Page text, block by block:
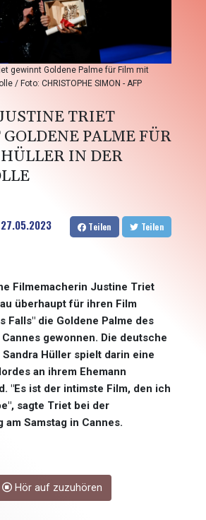
gewinnt Goldene Palme für Film mit
/ Foto: CHRISTOPHE SIMON - AFP
TRIET
PALME FÜR
IN DER
27.05.2023 Teilen Teilen
Filmemacherin Justine Triet
überhaupt für ihren Film
Falls" die Goldene Palme des
gewonnen. Die deutsche
Hüller spielt darin eine
an ihrem Ehemann
"Es ist der intimste Film, den ich
sagte Triet bei der
am Samstag in Cannes.
Hör auf zuzuhören